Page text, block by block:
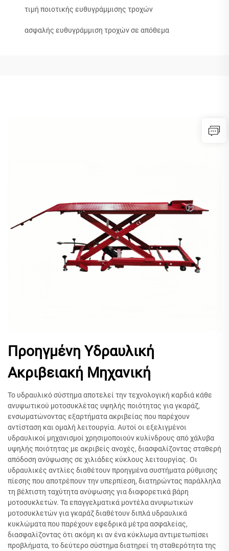
τιμή ποιοτικής ευθυγράμμισης τροχών
ασφαλής ευθυγράμμιση τροχών σε απόθεμα
Προηγμένη Υδραυλική
Ακριβειακή Μηχανική
Το υδραυλικό σύστημα αποτελεί την τεχνολογική καρδιά κάθε
ανυψωτικού μοτοσυκλέτας υψηλής ποιότητας για γκαράζ,
ενσωματώνοντας εξαρτήματα ακριβείας που παρέχουν
αντίσταση και ομαλή λειτουργία. Αυτοί οι εξελιγμένοι
υδραυλικοί μηχανισμοί χρησιμοποιούν κυλίνδρους από χάλυβα
υψηλής ποιότητας με ακριβείς ανοχές, διασφαλίζοντας σταθερή
απόδοση ανύψωσης σε χιλιάδες κύκλους λειτουργίας. Οι
υδραυλικές αντλίες διαθέτουν προηγμένα συστήματα ρύθμισης
πίεσης που αποτρέπουν την υπερπίεση, διατηρώντας παράλληλα
τη βέλτιστη ταχύτητα ανύψωσης για διαφορετικά βάρη
μοτοσυκλετών. Τα επαγγελματικά μοντέλα ανυψωτικών
μοτοσυκλετών για γκαράζ διαθέτουν διπλά υδραυλικά
κυκλώματα που παρέχουν εφεδρικά μέτρα ασφαλείας,
διασφαλίζοντας ότι ακόμη κι αν ένα κύκλωμα αντιμετωπίσει
προβλήματα, το δεύτερο σύστημα διατηρεί τη σταθερότητα της